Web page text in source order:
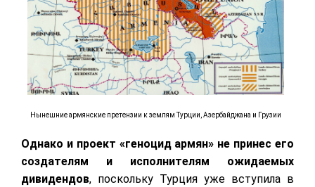
Нынешние армянские претензии к землям Турции, Азербайджана и Грузии
Однако и проект «геноцид армян» не принес его
создателям и исполнителям ожидаемых
дивидендов, поскольку Турция уже вступила в